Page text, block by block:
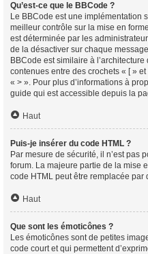
Qu’est-ce que le BBCode ?
Le BBCode est une implémentation
meilleur contrôle sur la mise en
est déterminée par les
de la désactiver sur chaque
BBCode est similaire à
contenues entre des crochets « [ »
« > ». Pour plus d’informations à
guide qui est accessible depuis la
Haut
Puis-je insérer du code HTML ?
Par mesure de sécurité, il n’est pas
forum. La majeure partie de la mise
code HTML peut être remplacée par
Haut
Que sont les émoticônes ?
Les émoticônes sont de petites
code court et qui permettent